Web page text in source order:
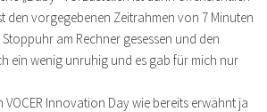
den vorgegebenen Zeitrahmen von 7 Minuten
am Rechner gesessen und den
ein wenig unruhig und es gab für mich nur
Innovation Day wie bereits erwähnt ja